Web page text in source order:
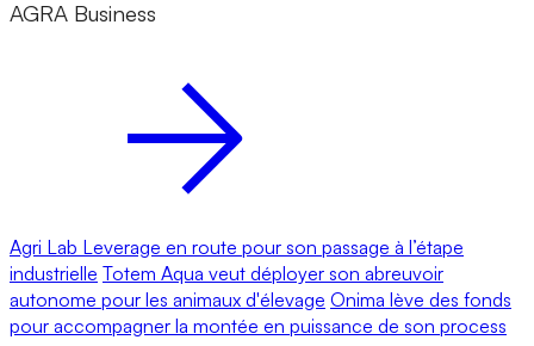
AGRA Business
Agri Lab Leverage en route pour son passage à l’étape
industrielle Totem Aqua veut déployer son abreuvoir
autonome pour les animaux d'élevage Onima lève des fonds
pour accompagner la montée en puissance de son process